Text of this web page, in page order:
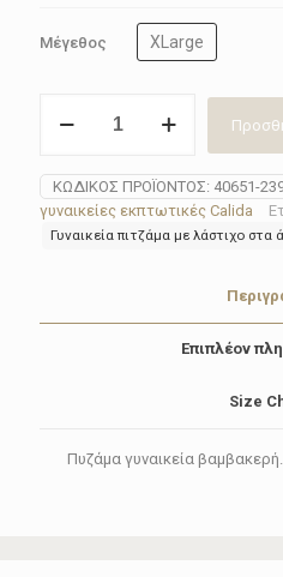
Μέγεθος XLarge
γυναικεία
40651-
239
ποσότητα
ΚΩΔΙΚΌΣ ΠΡΟΪΌΝΤΟΣ: 40651-
γυναικείες εκπτωτικές Calida
Γυναικεία πιτζάμα με λάστιχο στα
Επιπλέον
Size
Πυζάμα γυναικεία βαμβακερή.